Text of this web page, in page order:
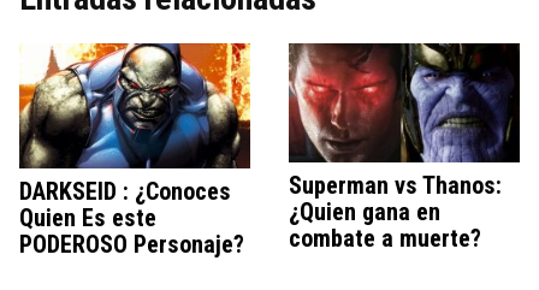
DARKSEID : ¿Conoces
Quien Es este
PODEROSO Personaje?
Superman vs Thanos:
¿Quien gana en
combate a muerte?